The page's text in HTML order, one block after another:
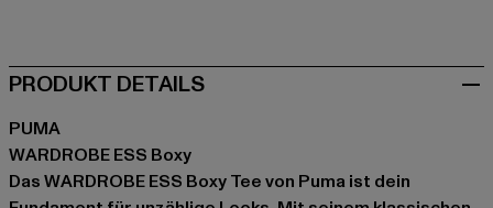
PRODUKT DETAILS
PUMA
WARDROBE ESS Boxy
Das WARDROBE ESS Boxy Tee von Puma ist dein